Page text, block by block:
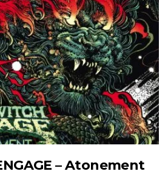
– Atonement